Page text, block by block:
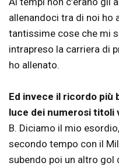
allenandoci tra di noi ho
tantissime cose che mi
intrapreso la carriera di
ho allenato.
Ed invece il ricordo più
luce dei numerosi titoli
B. Diciamo il mio
secondo tempo con il
subendo poi un altro gol